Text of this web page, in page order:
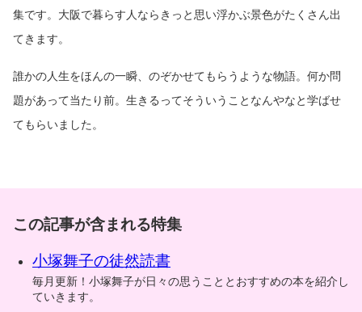
集です。大阪で暮らす人ならきっと思い浮かぶ景色がたくさん出
てきます。
誰かの人生をほんの一瞬、のぞかせてもらうような物語。何か問
題があって当たり前。生きるってそういうことなんやなと学ばせ
てもらいました。
この記事が含まれる特集
小塚舞子の徒然読書
毎月更新！小塚舞子が日々の思うこととおすすめの本を紹介し
ていきます。